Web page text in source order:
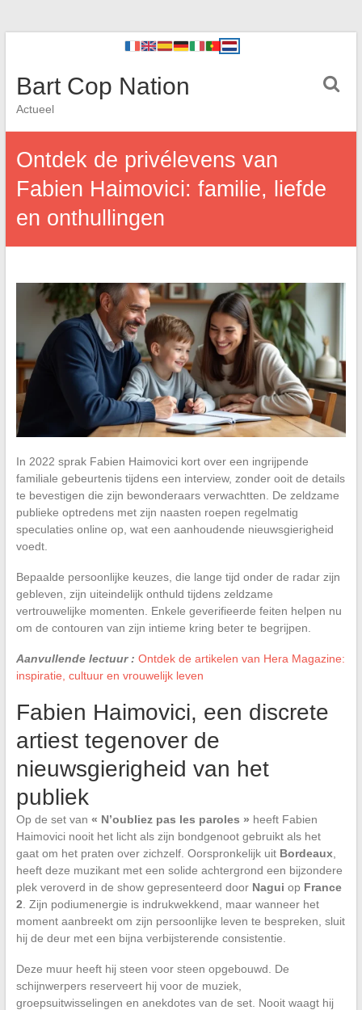
Bart Cop Nation
Actueel
Ontdek de privélevens van
Fabien Haimovici: familie, liefde
en onthullingen
In 2022 sprak Fabien Haimovici kort over een ingrijpende
familiale gebeurtenis tijdens een interview, zonder ooit de details
te bevestigen die zijn bewonderaars verwachtten. De zeldzame
publieke optredens met zijn naasten roepen regelmatig
speculaties online op, wat een aanhoudende nieuwsgierigheid
voedt.
Bepaalde persoonlijke keuzes, die lange tijd onder de radar zijn
gebleven, zijn uiteindelijk onthuld tijdens zeldzame
vertrouwelijke momenten. Enkele geverifieerde feiten helpen nu
om de contouren van zijn intieme kring beter te begrijpen.
Aanvullende lectuur : Ontdek de artikelen van Hera Magazine:
inspiratie, cultuur en vrouwelijk leven
Fabien Haimovici, een discrete
artiest tegenover de
nieuwsgierigheid van het
publiek
Op de set van « N’oubliez pas les paroles » heeft Fabien
Haimovici nooit het licht als zijn bondgenoot gebruikt als het
gaat om het praten over zichzelf. Oorspronkelijk uit Bordeaux,
heeft deze muzikant met een solide achtergrond een bijzondere
plek veroverd in de show gepresenteerd door Nagui op France
2 . Zijn podiumenergie is indrukwekkend, maar wanneer het
moment aanbreekt om zijn persoonlijke leven te bespreken, sluit
hij de deur met een bijna verbijsterende consistentie.
Deze muur heeft hij steen voor steen opgebouwd. De
schijnwerpers reserveert hij voor de muziek,
groepsuitwisselingen en anekdotes van de set. Nooit waagt hij